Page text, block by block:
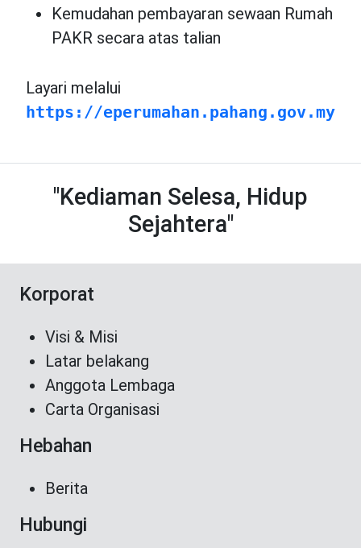
Kemudahan pembayaran sewaan Rumah
PAKR secara atas talian
Layari melalui
https://eperumahan.pahang.gov.my
"Kediaman Selesa, Hidup
Sejahtera"
Korporat
Visi & Misi
Latar belakang
Anggota Lembaga
Carta Organisasi
Hebahan
Berita
Hubungi